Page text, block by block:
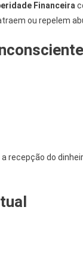
Financeira
ou repelem
recepção do